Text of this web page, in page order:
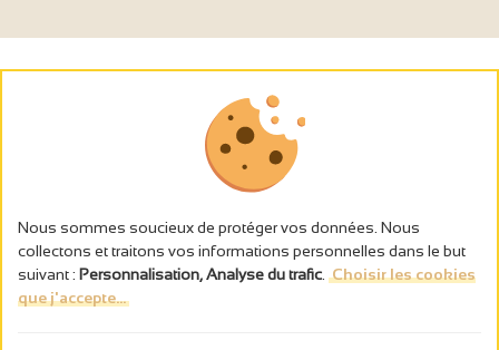
L’abus d’alcool est dangereux pour la santé, à consommer avec
Nous sommes soucieux de protéger vos données. Nous
collectons et traitons vos informations personnelles dans le but
suivant : Personnalisation, Analyse du trafic Choisir les cookies
que j'accepte...